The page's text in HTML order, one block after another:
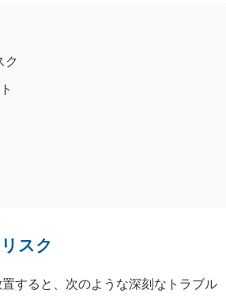
ク
スク
すると、次のような深刻なトラブル